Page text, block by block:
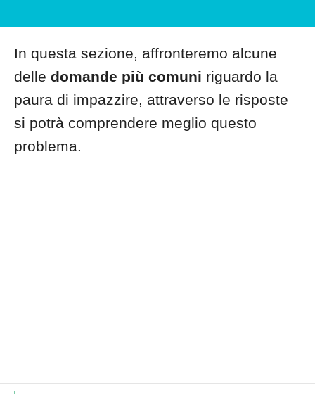
In questa sezione, affronteremo alcune
delle domande più comuni riguardo la
paura di impazzire, attraverso le risposte
si potrà comprendere meglio questo
problema.